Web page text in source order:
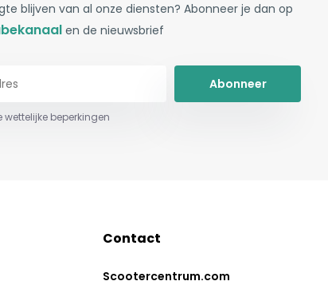
blijven van al onze diensten? Abonneer je dan op
en de nieuwsbrief
Abonneer
wettelijke beperkingen
Contact
Scootercentrum.com